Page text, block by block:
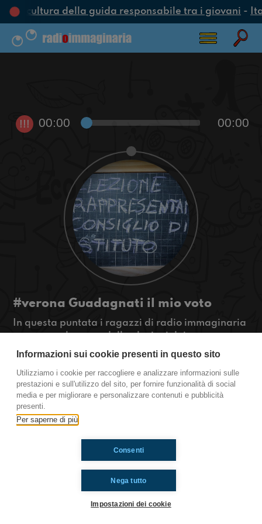
cultura della guida responsabile tra i giovani-
!!! 00:00 00:00
#verona Guadagnati il mio voto
In questa puntata i ragazzi di radio immaginaria
verona parleranno delle elezioni dei
rappresentanti di classe
#OkkinSu www.radioimmaginaria.it
Verona
Ti è piaciuto? Condividilo!
Informazioni sui cookie presenti in questo sito
Utilizziamo i cookie per raccogliere e analizzare informazioni sulle
prestazioni e sull'utilizzo del sito, per fornire funzionalità di social
media e per migliorare e personalizzare contenuti e pubblicità
presenti.
Per saperne di più
Nega tutto
Consenti
Impostazioni dei cookie